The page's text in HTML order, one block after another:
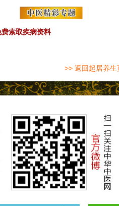
费索取疾病资料
>> 返回起居养生